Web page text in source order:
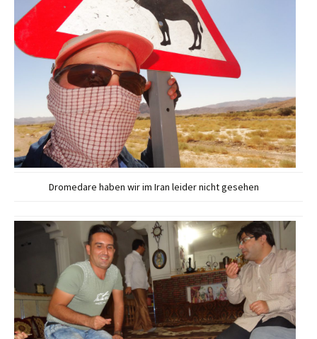
Dromedare haben wir im Iran leider nicht gesehen